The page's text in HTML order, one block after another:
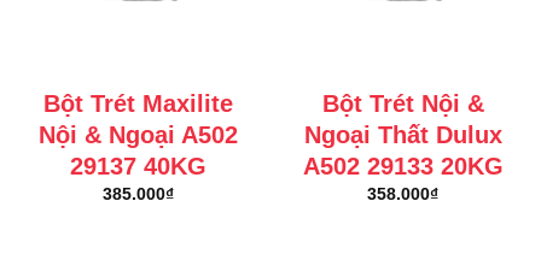
Bột Trét Maxilite
Nội & Ngoại A502
29137 40KG
385.000₫
Bột Trét Nội &
Ngoại Thất Dulux
A502 29133 20KG
358.000₫